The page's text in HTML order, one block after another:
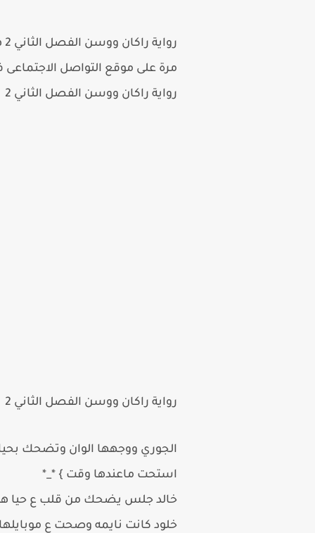
رواية راكان ووسن الفصل الثاني 2
رواية راكان ووسن الفصل الثاني 2
الجوري ووجهها الوان وتضحك
استحت ماعندها وقت } *_*
خالد جلس يضحك من قلب ع حيا هـ
خلود كانت نايمه وصحت ع